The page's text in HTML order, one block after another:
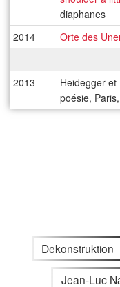
diaphanes
2014
Orte des
2013
Heidegger
poésie,
Dekonstruktion
Jean-Luc